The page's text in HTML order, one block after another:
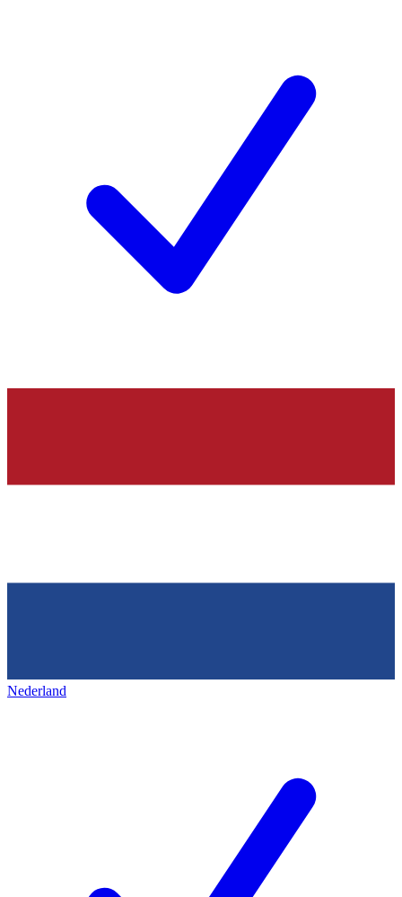
Nederland